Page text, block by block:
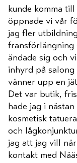
kunde komma
öppnade vi vår
jag fler
fransförlängning
ändade sig och
inhyrd på salong
vänner upp en
Det var butik,
hade jag i
kosmetisk
och
jag att jag vill
kontakt med